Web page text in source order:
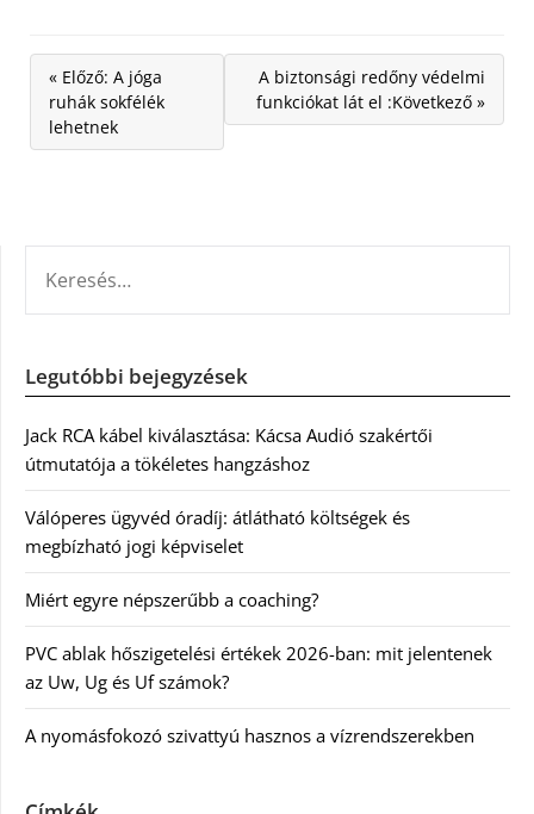
« Előző: A jóga
ruhák sokfélék
lehetnek
A biztonsági redőny védelmi
funkciókat lát el :Következő »
Legutóbbi bejegyzések
Jack RCA kábel kiválasztása: Kácsa Audió szakértői
útmutatója a tökéletes hangzáshoz
Válóperes ügyvéd óradíj: átlátható költségek és
megbízható jogi képviselet
Miért egyre népszerűbb a coaching?
PVC ablak hőszigetelési értékek 2026-ban: mit jelentenek
az Uw, Ug és Uf számok?
A nyomásfokozó szivattyú hasznos a vízrendszerekben